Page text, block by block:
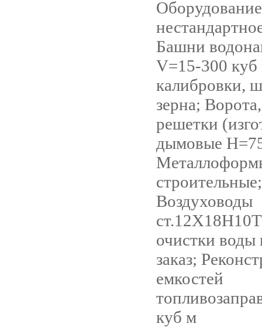
Оборудование
Башни
V=15-300
калибровки,
зерна;
решетки
дымовые
строительные;
Воздуховоды
очистки воды
заказ;
емкостей
куб м